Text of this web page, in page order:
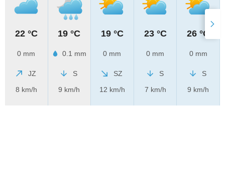
22 °C
0 mm
JZ
8 km/h
19 °C
0.1 mm
S
9 km/h
19 °C
0 mm
SZ
12 km/h
23 °C
0 mm
S
7 km/h
26 °C
0 mm
S
9 km/h